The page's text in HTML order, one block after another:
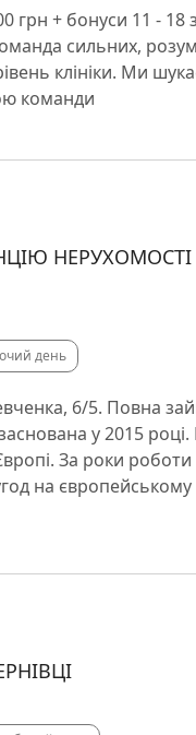
+ бонуси 11 - 18
сильних,
клініки. Ми
команди
НЕРУХОМОСТІ
день
6/5. Повна
у 2015
За роки
на